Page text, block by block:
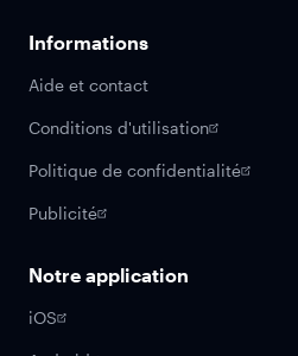
Informations
Aide et contact
Conditions d'utilisation
Politique de confidentialité
Publicité
Notre application
iOS